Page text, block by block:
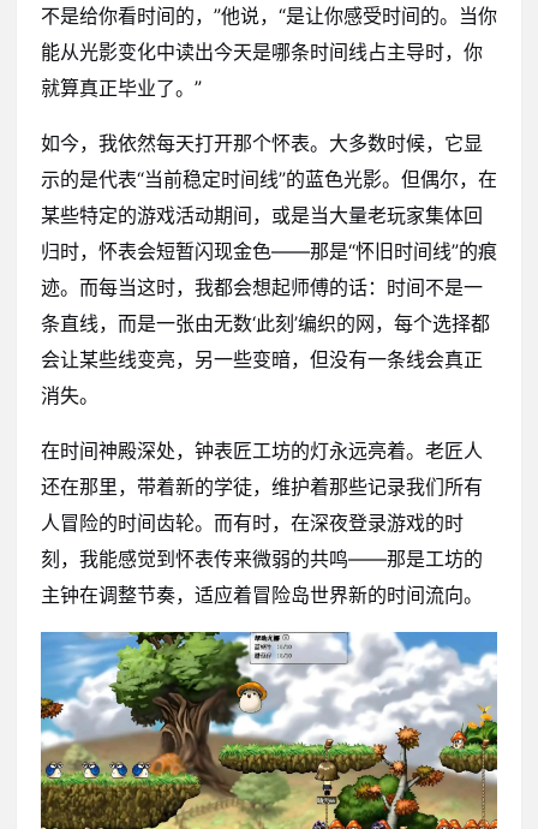
不是给你看时间的，”他说，“是让你感受时间的。当你
能从光影变化中读出今天是哪条时间线占主导时，你
就算真正毕业了。”
如今，我依然每天打开那个怀表。大多数时候，它显
示的是代表“当前稳定时间线”的蓝色光影。但偶尔，在
某些特定的游戏活动期间，或是当大量老玩家集体回
归时，怀表会短暂闪现金色——那是“怀旧时间线”的痕
迹。而每当这时，我都会想起师傅的话：时间不是一
条直线，而是一张由无数‘此刻’编织的网，每个选择都
会让某些线变亮，另一些变暗，但没有一条线会真正
消失。
在时间神殿深处，钟表匠工坊的灯永远亮着。老匠人
还在那里，带着新的学徒，维护着那些记录我们所有
人冒险的时间齿轮。而有时，在深夜登录游戏的时
刻，我能感觉到怀表传来微弱的共鸣——那是工坊的
主钟在调整节奏，适应着冒险岛世界新的时间流向。